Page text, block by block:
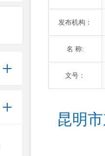
发布机构：
名 称:
文号：
昆明